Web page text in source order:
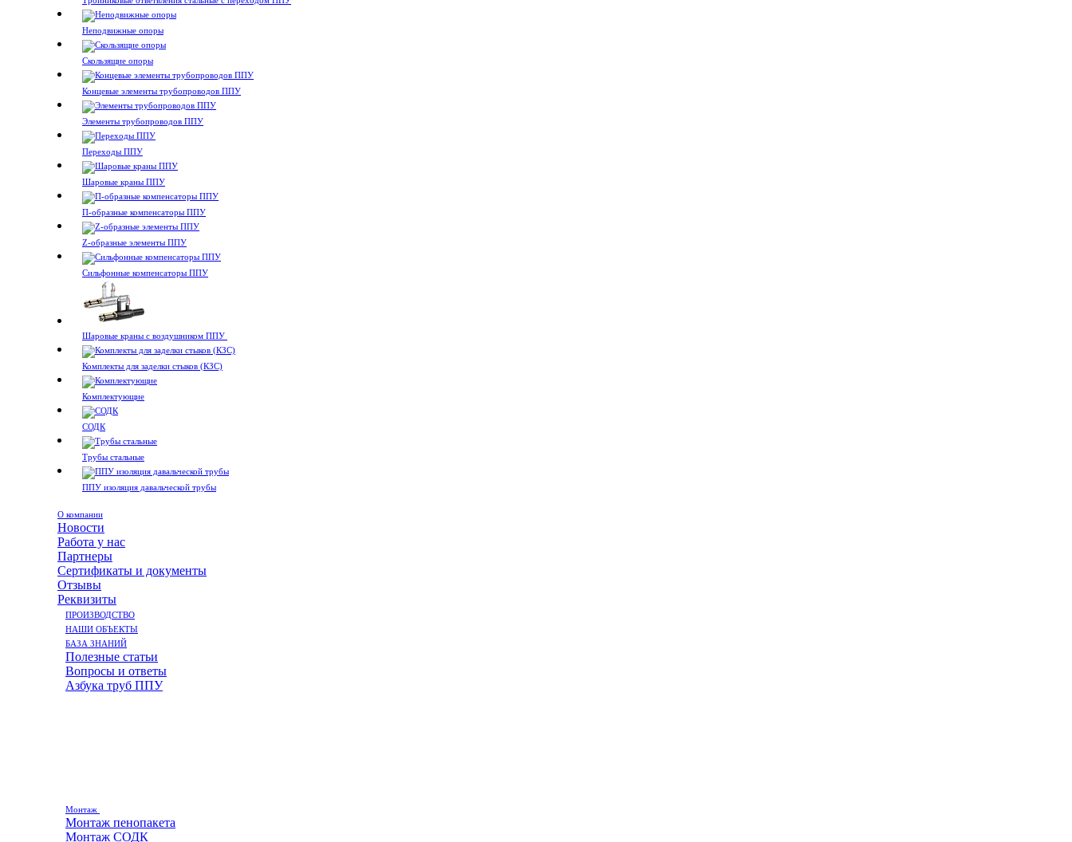
Неподвижные опоры
Скользящие опоры
Концевые элементы трубопроводов ППУ
Элементы трубопроводов ППУ
Переходы ППУ
Шаровые краны ППУ
П-образные компенсаторы ППУ
Z-образные элементы ППУ
Сильфонные компенсаторы ППУ
Шаровые краны с воздушником ППУ
Комплекты для заделки стыков (КЗС)
Комплектующие
СОДК
Трубы стальные
ППУ изоляция давальческой трубы
О компании
Новости
Работа у нас
Партнеры
Сертификаты и документы
Отзывы
Реквизиты
ПРОИЗВОДСТВО
НАШИ ОБЪЕКТЫ
БАЗА ЗНАНИЙ
Полезные статьи
Вопросы и ответы
Азбука труб ППУ
Монтаж
Монтаж пенопакета
Монтаж СОДК